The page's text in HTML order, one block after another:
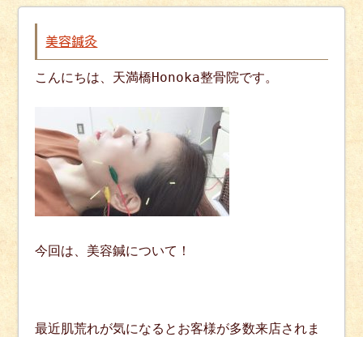
美容鍼灸
こんにちは、天満橋Honoka整骨院です。
今回は、美容鍼について！
最近肌荒れが気になるとお客様が多数来店されま